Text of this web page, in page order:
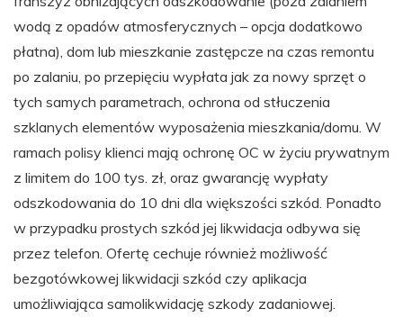
wodą z opadów atmosferycznych – opcja dodatkowo
płatna), dom lub mieszkanie zastępcze na czas remontu
po zalaniu, po przepięciu wypłata jak za nowy sprzęt o
tych samych parametrach, ochrona od stłuczenia
szklanych elementów wyposażenia mieszkania/domu. W
ramach polisy klienci mają ochronę OC w życiu prywatnym
z limitem do 100 tys. zł, oraz gwarancję wypłaty
odszkodowania do 10 dni dla większości szkód. Ponadto
w przypadku prostych szkód jej likwidacja odbywa się
przez telefon. Ofertę cechuje również możliwość
bezgotówkowej likwidacji szkód czy aplikacja
umożliwiająca samolikwidację szkody zadaniowej.